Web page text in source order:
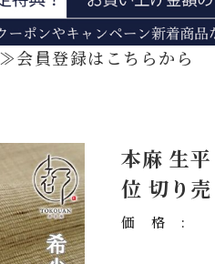
≫会員登録はこちらから
本麻 生
位 切り売
価格: